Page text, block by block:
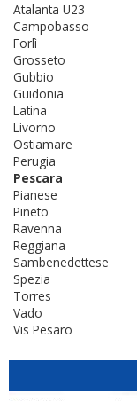
Atalanta U23
Campobasso
Forlì
Grosseto
Gubbio
Guidonia
Latina
Livorno
Ostiamare
Perugia
Pescara
Pianese
Pineto
Ravenna
Reggiana
Sambenedettese
Spezia
Torres
Vado
Vis Pesaro